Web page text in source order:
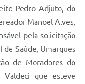
Pedro Adjuto, do
Manoel Alves,
pela solicitação
Saúde, Umarques
de Moradores do
Valdeci que esteve